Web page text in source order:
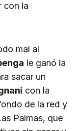
con la
mal al
le ganó la
sacar un
con la
de la red y
Palmas, que